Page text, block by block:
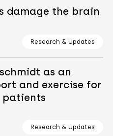
damage the brain
Research & Updates
as an
and exercise for
patients
Research & Updates